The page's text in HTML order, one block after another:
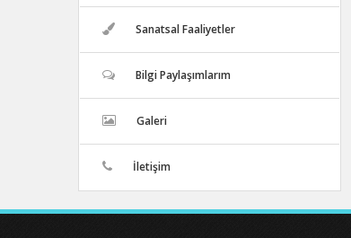
Sanatsal Faaliyetler
Bilgi Paylaşımlarım
Galeri
İletişim